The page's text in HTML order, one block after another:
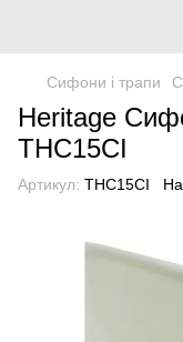
Сифони і трапи
Heritage
THC15CI
Артикул: THC15CI